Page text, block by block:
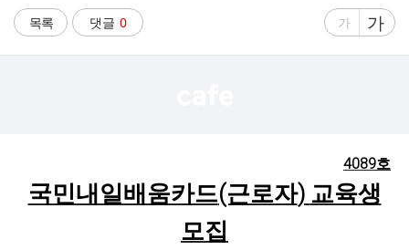
자
시
간
목록 댓글 0
글
게
가
글
자
게
가
4089호
국민내일배움카드(근로자) 교육생
모집